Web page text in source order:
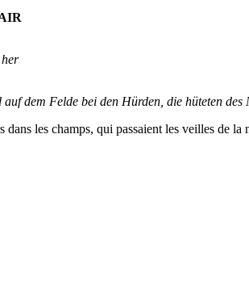
dem Felde bei den Hürden, die hüteten
dans les champs, qui passaient les veilles de